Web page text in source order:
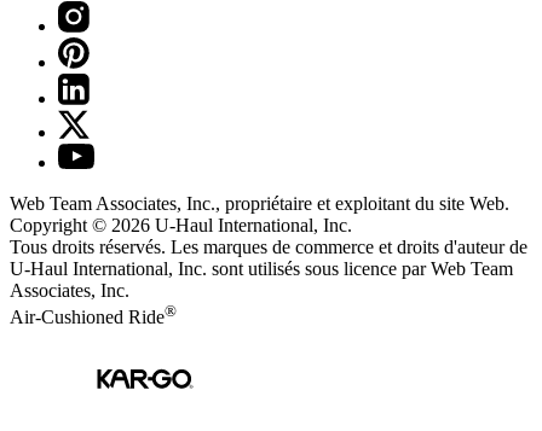
Web Team Associates, Inc., propriétaire et exploitant du site Web.
Copyright © 2026 U-Haul International, Inc.
Tous droits réservés. Les marques de commerce et droits d'auteur de
U-Haul International, Inc. sont utilisés sous licence par Web Team
Associates, Inc.
Air-Cushioned Ride®